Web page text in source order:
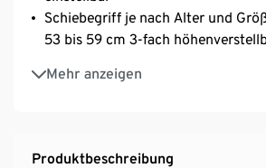
Schiebegriff je nach Alter und
53 bis 59 cm 3-fach
Mehr anzeigen
Bietet Kindern einen sicheren
problemlos laufen lernen können
Produktbeschreibung